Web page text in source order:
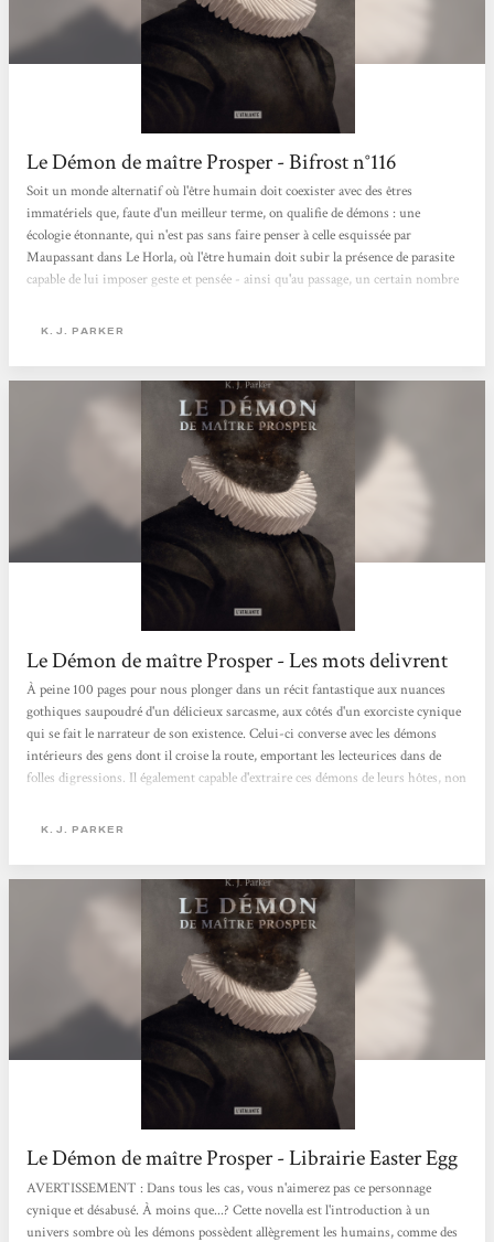
Le Démon de maître Prosper - Bifrost n°116
Soit un monde alternatif où l'être humain doit coexister avec des êtres
immatériels que, faute d'un meilleur terme, on qualifie de démons : une
écologie étonnante, qui n'est pas sans faire penser à celle esquissée par
Maupassant dans Le Horla, où l'être humain doit subir la présence de parasite
capable de lui imposer geste et pensée - ainsi qu'au passage, un certain nombre
insupportables. Par chance (ou non, comme l'anti-héros de cette histoire le
K. J. PARKER
Le Démon de maître Prosper - Les mots delivrent
À peine 100 pages pour nous plonger dans un récit fantastique aux nuances
gothiques saupoudré d'un délicieux sarcasme, aux côtés d'un exorciste cynique
qui se fait le narrateur de son existence. Celui-ci converse avec les démons
intérieurs des gens dont il croise la route, emportant les lecteurices dans de
folles digressions. Il également capable d'extraire ces démons de leurs hôtes, non
narrateur est jubilatoire, en plus du style sardonique de l'auteur qui brise et
K. J. PARKER
Le Démon de maître Prosper - Librairie Easter Egg
AVERTISSEMENT : Dans tous les cas, vous n'aimerez pas ce personnage
cynique et désabusé. À moins que...? Cette novella est l'introduction à un
univers sombre où les démons possèdent allègrement les humains, comme des